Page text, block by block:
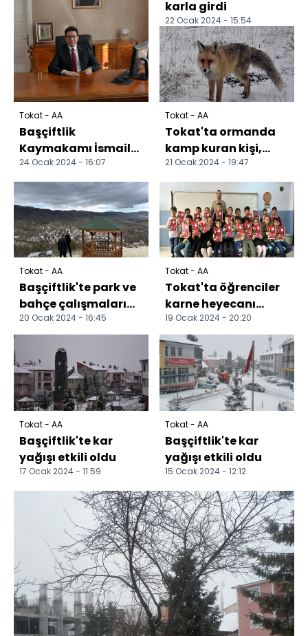
Tokat - AA
Başçiftlik
Kaymakamı İsmail
Yüksel görevine
başladı
24 Ocak 2024 - 16:07
karla girdi
22 Ocak 2024 - 15:54
Tokat - AA
Tokat'ta ormanda
kamp kuran kişi,
yanına gelen tilkiyi
besledi
21 Ocak 2024 - 19:47
Tokat - AA
Başçiftlik'te park ve
bahçe çalışmaları
devam ediyor
20 Ocak 2024 - 16:45
Tokat - AA
Tokat'ta öğrenciler
karne heyecanı
yaşadı
19 Ocak 2024 - 20:20
Tokat - AA
Başçiftlik'te kar
yağışı etkili oldu
17 Ocak 2024 - 11:59
Tokat - AA
Başçiftlik'te kar
yağışı etkili oldu
15 Ocak 2024 - 12:12